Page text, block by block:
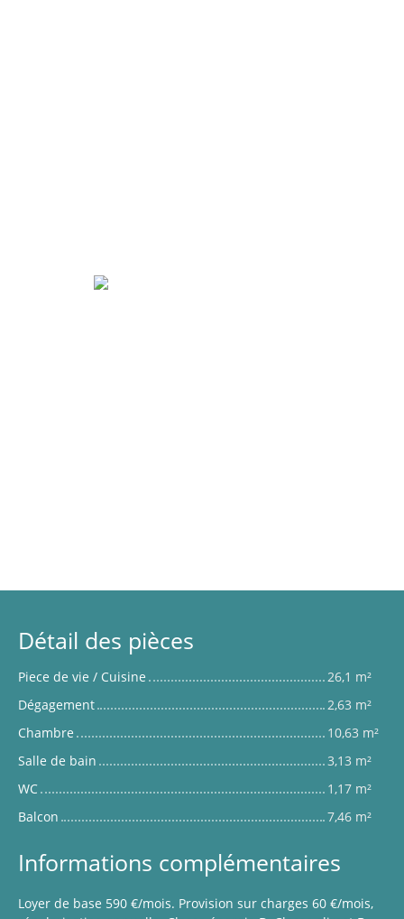
Détail des pièces
Piece de vie / Cuisine
26,1 m²
Dégagement
2,63 m²
Chambre
10,63 m²
Salle de bain
3,13 m²
WC
1,17 m²
Balcon
7,46 m²
Informations complémentaires
Loyer de base 590 €/mois. Provision sur charges 60 €/mois,